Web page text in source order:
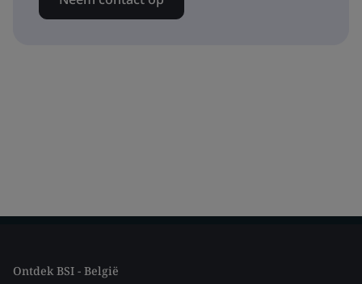
Ontdek BSI - België